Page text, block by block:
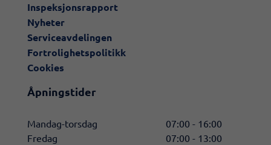
Inspeksjonsrapport
Nyheter
Serviceavdelingen
Fortrolighetspolitikk
Cookies
Åpningstider
Mandag-torsdag
07:00 - 16:00
Fredag
07:00 - 13:00